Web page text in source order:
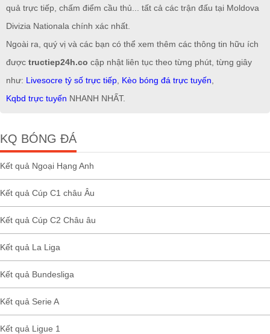
quả trực tiếp, chấm điểm cầu thủ... tất cả các trận đấu tại Moldova
Divizia Nationala chính xác nhất.
Ngoài ra, quý vị và các bạn có thể xem thêm các thông tin hữu ích
được tructiep24h.co cập nhật liên tục theo từng phút, từng giây
như: Livesocre tỷ số trực tiếp Kèo bóng đá trực tuyến
Kqbd trực tuyến NHANH NHẤT.
KQ BÓNG ĐÁ
Kết quả Ngoại Hạng Anh
Kết quả Cúp C1 châu Âu
Kết quả Cúp C2 Châu âu
Kết quả La Liga
Kết quả Bundesliga
Kết quả Serie A
Kết quả Ligue 1